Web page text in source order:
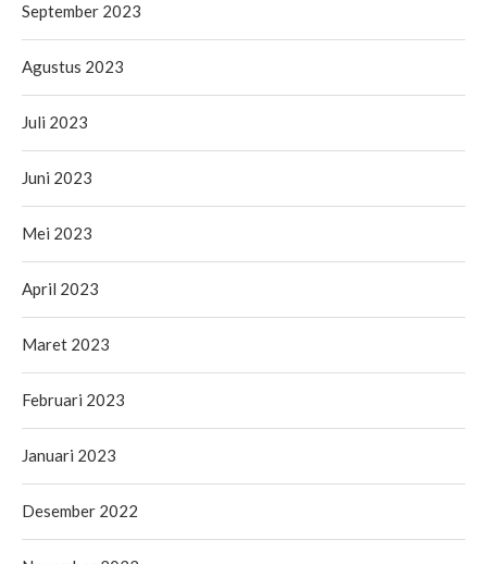
September 2023
Agustus 2023
Juli 2023
Juni 2023
Mei 2023
April 2023
Maret 2023
Februari 2023
Januari 2023
Desember 2022